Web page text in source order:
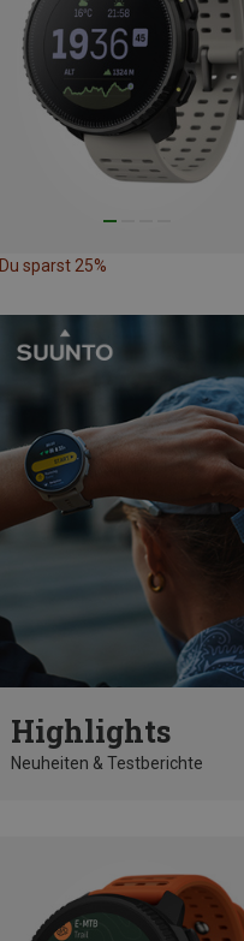
Du sparst 25%
Highlights
Neuheiten & Testberichte